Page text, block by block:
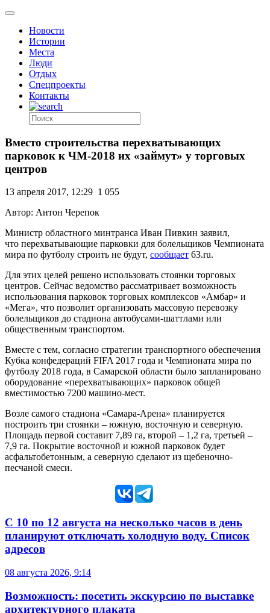
Новости
Истории
Места
Люди
Отдых
Спецпроекты
Контакты
Вместо строительства перехватывающих
парковок к ЧМ-2018 их «займут» у торговых
центров
13 апреля 2017, 12:29 1 055
Автор: Антон Черепок
Министр областного минтранса Иван Пивкин заявил,
что перехватывающие парковки для болельщиков Чемпионата
мира по футболу строить не будут, сообщает 63.ru.
Для этих целей решено использовать стоянки торговых
центров. Сейчас ведомство рассматривает возможность
использования парковок торговых комплексов «Амбар» и
«Мега», что позволит организовать массовую перевозку
болельщиков до стадиона автобусами-шаттлами или
общественным транспортом.
Вместе с тем, согласно стратегии транспортного обеспечения
Кубка конфедераций FIFA 2017 года и Чемпионата мира по
футболу 2018 года, в Самарской области было запланировано
оборудование «перехватывающих» парковок общей
вместимостью 7200 машино-мест.
Возле самого стадиона «Самара-Арена» планируется
построить три стоянки – южную, восточную и северную.
Площадь первой составит 7,89 га, второй – 1,2 га, третьей –
7,9 га. Покрытие восточной и южной парковок будет
асфальтобетонным, а северную сделают из щебеночно-
песчаной смеси.
С 10 по 12 августа на несколько часов в день
планируют отключать холодную воду. Список
адресов
08 августа 2026, 9:14
Возможность: посетить экскурсию по выставке
архитектурного плаката